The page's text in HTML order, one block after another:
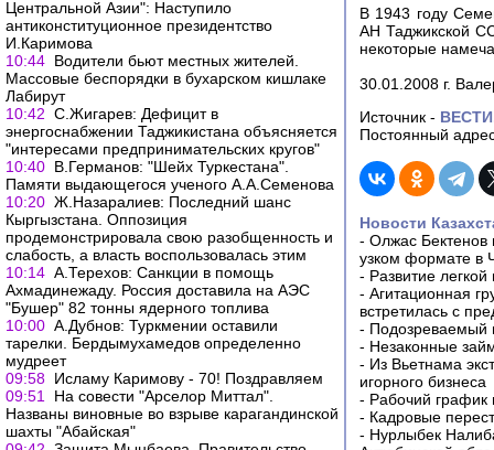
Центральной Азии": Наступило
антиконституционное президентство
И.Каримова
10:44 Водители бьют местных жителей.
Массовые беспорядки в бухарском кишлаке
Лабирут
10:42 С.Жигарев: Дефицит в
энергоснабжении Таджикистана объясняется
"интересами предпринимательских кругов"
10:40 В.Германов: "Шейх Туркестана".
Памяти выдающегося ученого А.А.Семенова
10:20 Ж.Назаралиев: Последний шанс
Кыргызстана. Оппозиция
продемонстрировала свою разобщенность и
слабость, а власть воспользовалась этим
10:14 А.Терехов: Санкции в помощь
Ахмадинежаду. Россия доставила на АЭС
"Бушер" 82 тонны ядерного топлива
10:00 А.Дубнов: Туркмении оставили
тарелки. Бердымухамедов определенно
мудреет
09:58 Исламу Каримову - 70! Поздравляем
09:51
На совести "Арселор Миттал".
Названы виновные во взрыве карагандинской
шахты "Абайская"
В 1943 году
АН Таджикской
некоторые
30.01.2008 г.
Источник -
Постоянный
Новости
- Олжас Бектенов
узком формате в
- Развитие
- Агитационная
встретилась с
- Подозреваемый
- Незаконные
- Из Вьетнама
игорного бизнеса
- Рабочий график
- Кадровые
- Нурлыбек